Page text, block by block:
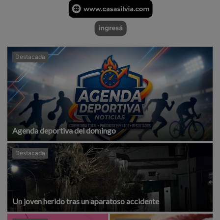
Destacada
Agenda deportiva del domingo
Destacada
Un joven herido tras un aparatoso accidente